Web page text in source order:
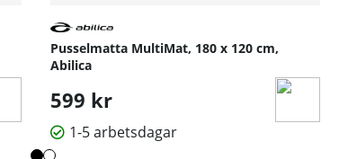
Pusselmatta MultiMat, 180 x 120 cm,
Abilica
599 kr
1-5 arbetsdagar